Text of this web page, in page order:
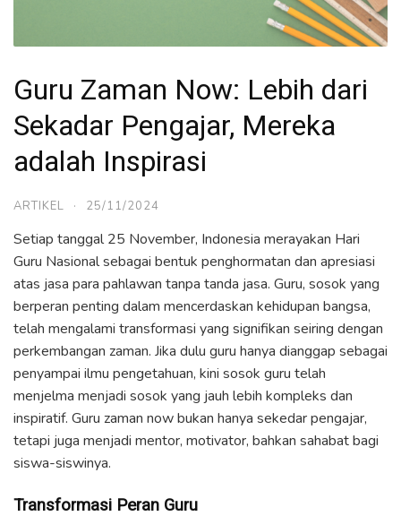
Guru Zaman Now: Lebih dari
Sekadar Pengajar, Mereka
adalah Inspirasi
ARTIKEL · 25/11/2024
Setiap tanggal 25 November, Indonesia merayakan Hari
Guru Nasional sebagai bentuk penghormatan dan apresiasi
atas jasa para pahlawan tanpa tanda jasa. Guru, sosok yang
berperan penting dalam mencerdaskan kehidupan bangsa,
telah mengalami transformasi yang signifikan seiring dengan
perkembangan zaman. Jika dulu guru hanya dianggap sebagai
penyampai ilmu pengetahuan, kini sosok guru telah
menjelma menjadi sosok yang jauh lebih kompleks dan
inspiratif. Guru zaman now bukan hanya sekedar pengajar,
tetapi juga menjadi mentor, motivator, bahkan sahabat bagi
siswa-siswinya.
Transformasi Peran Guru